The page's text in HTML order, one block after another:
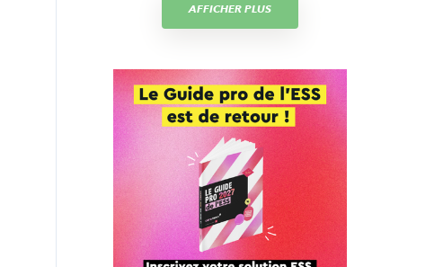
AFFICHER PLUS